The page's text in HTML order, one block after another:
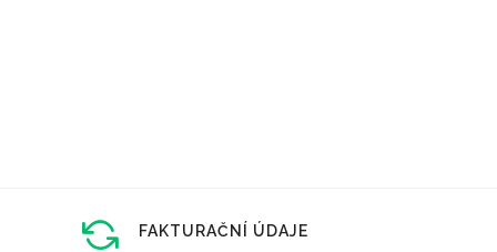
FAKTURAČNÍ ÚDAJE